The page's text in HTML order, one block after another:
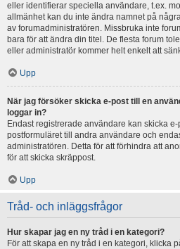
eller identifierar speciella användare, t.ex.
allmänhet kan du inte ändra namnet på
av forumadministratören. Missbruka inte
bara för att ändra din titel. De flesta forum
eller administratör kommer helt enkelt att
Upp
När jag försöker skicka e-post till en
loggar in?
Endast registrerade användare kan skicka
postformuläret till andra användare och
administratören. Detta för att förhindra att
för att skicka skräppost.
Upp
Tråd- och inläggsfrågor
Hur skapar jag en ny tråd i en kategori?
För att skapa en ny tråd i en kategori, klicka